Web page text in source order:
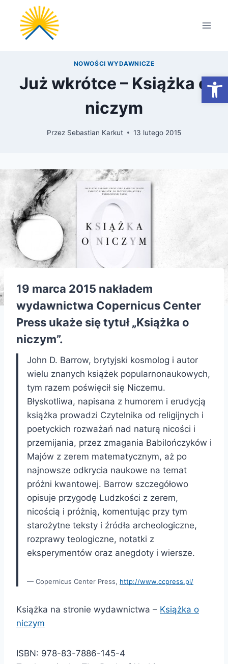
Przejdź
treści
NOWOŚCI WYDAWNICZE
Już wkrótce – Książka o
niczym
Przez Sebastian Karkut 13 lutego 2015
19 marca 2015 nakładem
wydawnictwa Copernicus Center
Press ukaże się tytuł „Książka o
niczym”.
John D. Barrow, brytyjski kosmolog i autor
wielu znanych książek popularnonaukowych,
tym razem poświęcił się Niczemu.
Błyskotliwa, napisana z humorem i erudycją
książka prowadzi Czytelnika od religijnych i
poetyckich rozważań nad naturą nicości i
przemijania, przez zmagania Babilończyków i
Majów z zerem matematycznym, aż po
najnowsze odkrycia naukowe na temat
próżni kwantowej. Barrow szczegółowo
opisuje przygodę Ludzkości z zerem,
nicością i próżnią, komentując przy tym
starożytne teksty i źródła archeologiczne,
rozprawy teologiczne, notatki z
eksperymentów oraz anegdoty i wiersze.
Copernicus Center Press, http://www.ccpress.pl/
Książka na stronie wydawnictwa – Książka o
niczym
ISBN: 978-83-7886-145-4